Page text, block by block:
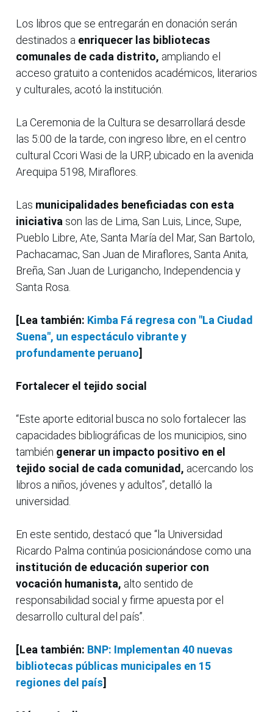
Los libros que se entregarán en donación serán
destinados a enriquecer las bibliotecas
comunales de cada distrito, ampliando el
acceso gratuito a contenidos académicos, literarios
y culturales, acotó la institución.
La Ceremonia de la Cultura se desarrollará desde
las 5:00 de la tarde, con ingreso libre, en el centro
cultural Ccori Wasi de la URP, ubicado en la avenida
Arequipa 5198, Miraflores.
Las municipalidades beneficiadas con esta
iniciativa son las de Lima, San Luis, Lince, Supe,
Pueblo Libre, Ate, Santa María del Mar, San Bartolo,
Pachacamac, San Juan de Miraflores, Santa Anita,
Breña, San Juan de Lurigancho, Independencia y
Santa Rosa.
[Lea también: Kimba Fá regresa con "La Ciudad
Suena", un espectáculo vibrante y
profundamente peruano]
Fortalecer el tejido social
“Este aporte editorial busca no solo fortalecer las
capacidades bibliográficas de los municipios, sino
también generar un impacto positivo en el
tejido social de cada comunidad, acercando los
libros a niños, jóvenes y adultos”, detalló la
universidad.
En este sentido, destacó que “la Universidad
Ricardo Palma continúa posicionándose como una
institución de educación superior con
vocación humanista, alto sentido de
responsabilidad social y firme apuesta por el
desarrollo cultural del país”.
[Lea también: BNP: Implementan 40 nuevas
bibliotecas públicas municipales en 15
regiones del país]